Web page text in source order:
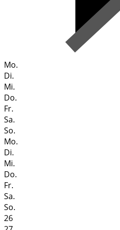
Mo.
Di.
Mi.
Do.
Fr.
Sa.
So.
Mo.
Di.
Mi.
Do.
Fr.
Sa.
So.
26